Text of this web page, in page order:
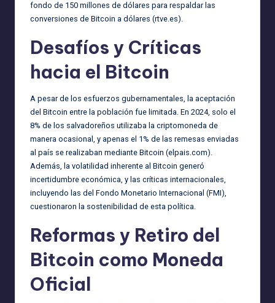
fondo de 150 millones de dólares para respaldar las
conversiones de Bitcoin a dólares (rtve.es).
Desafíos y Críticas
hacia el Bitcoin
A pesar de los esfuerzos gubernamentales, la aceptación
del Bitcoin entre la población fue limitada. En 2024, solo el
8% de los salvadoreños utilizaba la criptomoneda de
manera ocasional, y apenas el 1% de las remesas enviadas
al país se realizaban mediante Bitcoin (elpais.com).
Además, la volatilidad inherente al Bitcoin generó
incertidumbre económica, y las críticas internacionales,
incluyendo las del Fondo Monetario Internacional (FMI),
cuestionaron la sostenibilidad de esta política.
Reformas y Retiro del
Bitcoin como Moneda
Oficial